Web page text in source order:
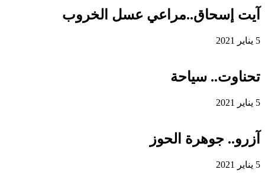
آيت إسحاق..مراعي عسل الخروب
5 يناير 2021
تحناوت.. سياحة
5 يناير 2021
آزرو.. جوهرة الحوز
5 يناير 2021